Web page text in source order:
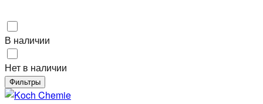
В наличии
Нет в наличии
Фильтры